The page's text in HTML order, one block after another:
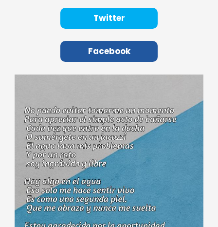
Twitter
Facebook